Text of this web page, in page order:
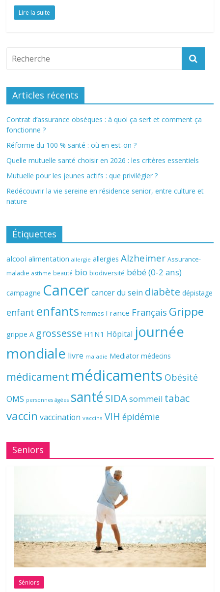
Lire la suite
Articles récents
Contrat d’assurance obsèques : à quoi ça sert et comment ça
fonctionne ?
Réforme du 100 % santé : où en est-on ?
Quelle mutuelle santé choisir en 2026 : les critères essentiels
Mutuelle pour les jeunes actifs : que privilégier ?
Redécouvrir la vie sereine en résidence senior, entre culture et
nature
Étiquettes
alcool alimentation allergie allergies Alzheimer Assurance-
maladie asthme beauté bio biodiversité bébé (0-2 ans)
campagne Cancer cancer du sein diabète dépistage
enfant enfants femmes France Français Grippe
grippe A grossesse H1N1 Hôpital journée
mondiale livre maladie Mediator médecins
médicament médicaments Obésité
OMS personnes âgées santé SIDAsommeil tabac
vaccin vaccination vaccins VIH épidémie
Seniors
Séniors